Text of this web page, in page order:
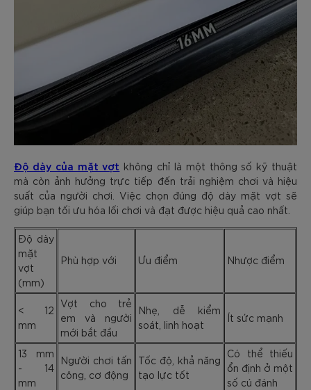
Độ dày của mặt vợt không chỉ là một thông số kỹ thuật
mà còn ảnh hưởng trực tiếp đến trải nghiệm chơi và hiệu
suất của người chơi. Việc chọn đúng độ dày mặt vợt sẽ
giúp bạn tối ưu hóa lối chơi và đạt được hiệu quả cao nhất.
Độ dày
mặt
vợt
(mm)
Phù hợp với Ưu điểm Nhược điểm
< 12
mm
Vợt cho trẻ
em và người
mới bắt đầu
Nhẹ, dễ kiểm
soát, linh hoạt
Ít sức mạnh
13 mm
- 14
mm
Người chơi tấn
công, cơ động
Tốc độ, khả năng
tạo lực tốt
Có thể thiếu
ổn định ở một
số cú đánh